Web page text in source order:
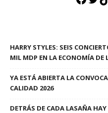
HARRY STYLES: SEIS
MIL MDP EN LA ECONOMÍA DE
YA ESTÁ ABIERTA LA
CALIDAD 2026
DETRÁS DE CADA LASAÑA